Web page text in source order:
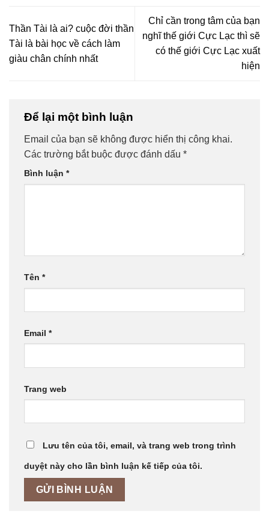
Thần Tài là ai? cuộc đời thần
Tài là bài học về cách làm
giàu chân chính nhất
Chỉ cần trong tâm của bạn
nghĩ thế giới Cực Lạc thì sẽ
có thế giới Cực Lạc xuất
hiện
Để lại một bình luận
Email của bạn sẽ không được hiển thị công khai.
Các trường bắt buộc được đánh dấu *
Bình luận *
Tên *
Email *
Trang web
Lưu tên của tôi, email, và trang web trong trình
duyệt này cho lần bình luận kế tiếp của tôi.